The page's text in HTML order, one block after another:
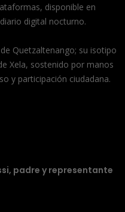
disponible en
digital nocturno.
Quetzaltenango; su isotipo
Xela, sostenido por manos
y participación ciudadana.
padre y representante